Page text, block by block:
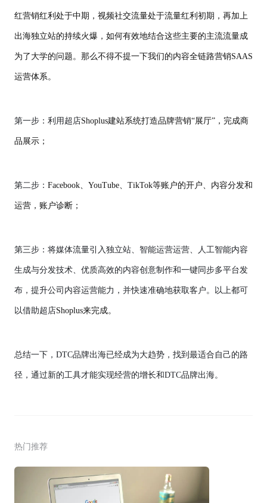
红营销红利处于中期，视频社交流量处于流量红利初期，再加上
出海独立站的持续火爆，如何有效地结合这些主要的主流流量成
为了大学的问题。那么不得不提一下我们的内容全链路营销SAAS
运营体系。
第一步：利用超店Shoplus建站系统打造品牌营销“展厅”，完成商
品展示；
第二步： Facebook、YouTube、TikTok等账户的开户、内容分发和
运营，账户诊断；
第三步：将媒体流量引入独立站、智能运营运营、人工智能内容
生成与分发技术、优质高效的内容创意制作和一键同步多平台发
布，提升公司内容运营能力，并快速准确地获取客户。以上都可
以借助超店Shoplus来完成。
总结一下， DTC品牌出海已经成为大趋势，找到最适合自己的路
径，通过新的工具才能实现经营的增长和DTC品牌出海。
热门推荐